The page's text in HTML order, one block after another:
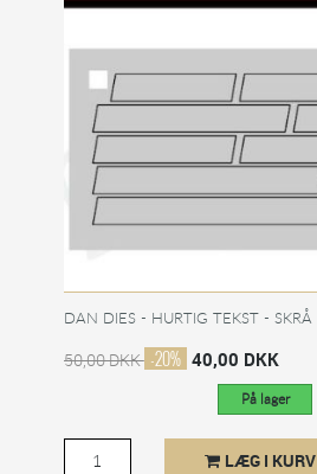
DAN DIES - HURTIG TEKST - SKRÅ
50,00 DKK -20% 40,00 DKK
På lager
LÆG I KURV